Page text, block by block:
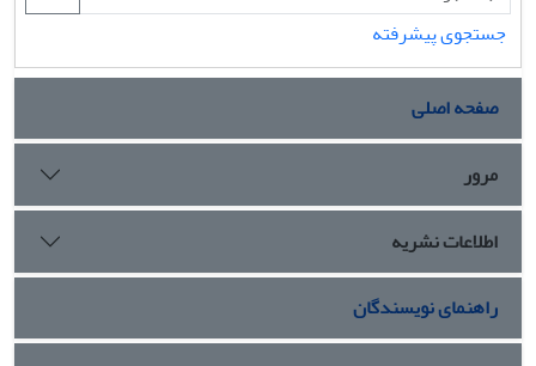
جستجوی پیشرفته
صفحه اصلی
مرور
اطلاعات نشریه
راهنمای نویسندگان